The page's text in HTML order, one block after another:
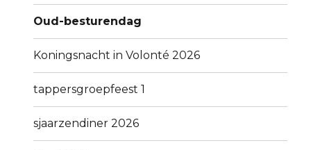
Oud-besturendag
Koningsnacht in Volonté 2026
tappersgroepfeest 1
sjaarzendiner 2026